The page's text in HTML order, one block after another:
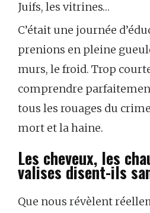
Juifs, les vitrines…
C’était une journée
prenions en pleine
murs, le froid. Trop
comprendre
tous les rouages du
mort et la haine.
Les cheveux, les
valises disent-ils
Que nous révèlent